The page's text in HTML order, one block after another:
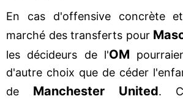
En cas d'offensive concrète
marché des transferts pour
les décideurs de l'OM
d'autre choix que de céder
de Manchester United.